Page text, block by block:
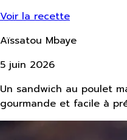
Voir la recette
Aïssatou Mbaye
5 juin 2026
Un sandwich au poulet
gourmande et facile à